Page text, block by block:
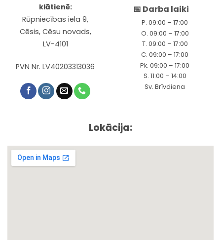
klātienē:
Rūpniecības iela 9,
Cēsis, Cēsu novads,
LV-4101
PVN Nr. LV40203313036
📅 Darba laiki
P. 09:00 – 17:00
O. 09:00 – 17:00
T. 09:00 – 17:00
C. 09:00 – 17:00
Pk. 09:00 – 17:00
S. 11:00 – 14:00
Sv. Brīvdiena
Lokācija: